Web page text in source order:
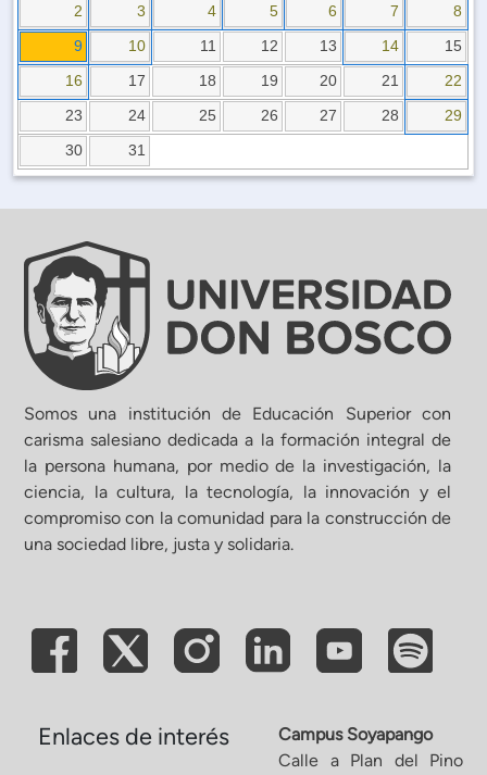
Capacitación Institucional
Estructura organizativa
Académica
Secretaría General
de Gestión Institucional
de Administración y Finanzas
Calidad Académica
Políticas institucionales
Publicaciones
2
3 4 5 6 7
8
9
10 11 12 13 14
15
16
17 18 19 20 21
22
23
24 25 26 27 28
29
30
31
Somos una institución de Educación Superior con
carisma salesiano dedicada a la formación integral de
la persona humana, por medio de la investigación, la
ciencia, la cultura, la tecnología, la innovación y el
compromiso con la comunidad para la construcción de
una sociedad libre, justa y solidaria.
Enlaces de interés
Campus Soyapango
Calle a Plan del Pino